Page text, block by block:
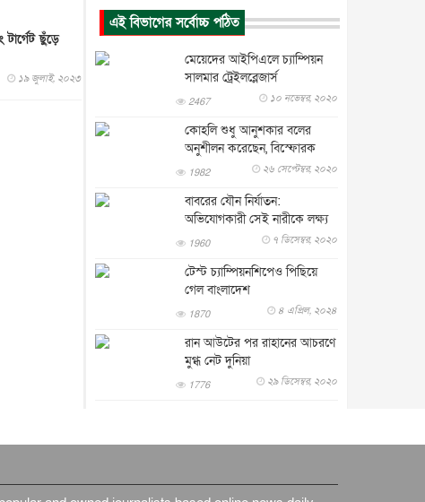
টার্গেট ছুঁড়ে
১৯ জুলাই, ২০২৩
জাতীয় ৮ আগস্ট, ২০২৬
শিল্পী অনুশ্রী রায়ের স্বপ...
জাতীয়
পাকিস্তান-তুরস্কের সঙ্গে প্রতিরক্ষা
চুক্তি সৌদি আরবকে কতটা ন...
আন্তর্জাতিক ৮ আগস্ট, ২০২৬
যুক্তরাজ্যে গ্রুমিং কেলেঙ্কারি :
পাকিস্তানির অপরাধে অস্বস্তি...
আন্তর্জাতিক ৮ আগস্ট, ২০২৬
বিরোধ কাটিয়ে কূটনৈতিক সম্পর্ক
পের...আন্তর্জাতিক ৮ আগস্ট, ২০২৬
এবার ওটিটিতে মুক্তি পেল ‘মালিক’
রিয়ালকে ‘না’ বলা রদ্রির জন্য
বার্সার কাছে কত চাইল ম্যানসিটি
মূল্যে দেখা যাবে ৬ সিনেমা
ইস্ট লন্ডন মসজিদের জুমার খুতবা
এই বিভাগের সর্বোচ্চ পঠিত
মেয়েদের আইপিএলে চ্যাম্পিয়ন
সালমার ট্রেইলব্লেজার্স
2467 ১০ নভেম্বর, ২০২০
কোহলি শুধু আনুশকার বলের
অনুশীলন করেছেন, বিস্ফোরক
মন্তব্য গাভ...
1982 ২৬ সেপ্টেম্বর, ২০২০
বাবরের যৌন নির্যাতন:
অভিযোগকারী সেই নারীকে লক্ষ্য
করে গুলি
1960 ৭ ডিসেম্বর, ২০২০
টেস্ট চ্যাম্পিয়নশিপেও পিছিয়ে
গেল বাংলাদেশ
1870 ৪ এপ্রিল, ২০২৪
রান আউটের পর রাহানের আচরণে
মুগ্ধ নেট দুনিয়া
1776 ২৯ ডিসেম্বর, ২০২০